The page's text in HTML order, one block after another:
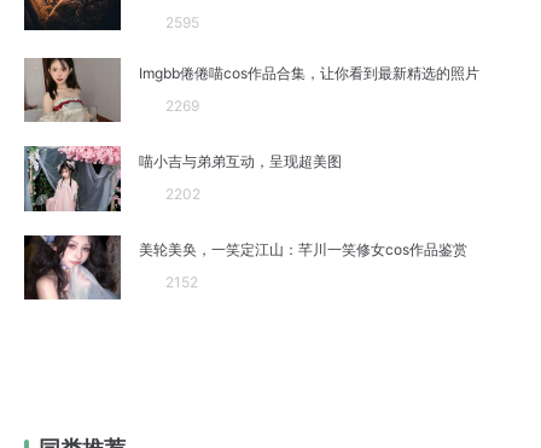
2595
Imgbb倦倦喵cos作品合集，让你看到最新精选的照片
2269
喵小吉与弟弟互动，呈现超美图
2202
美轮美奂，一笑定江山：芊川一笑修女cos作品鉴赏
2152